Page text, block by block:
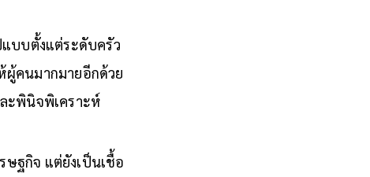
บบตั้งแต่ระดับครัว
ผู้คนมากมายอีกด้วย
ะพินิจพิเคราะห์
ฐกิจ แต่ยังเป็นเชื้อ